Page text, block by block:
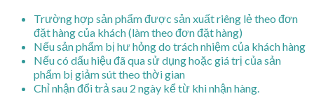
Trường hợp sản phẩm được sản xuất riêng lẻ theo đơn
đặt hàng của khách (làm theo đơn đặt hàng)
Nếu sản phẩm bị hư hỏng do trách nhiệm của khách hàng
Nếu có dấu hiệu đã qua sử dụng hoặc giá trị của sản
phẩm bị giảm sút theo thời gian
Chỉ nhận đổi trả sau 2 ngày kể từ khi nhận hàng.